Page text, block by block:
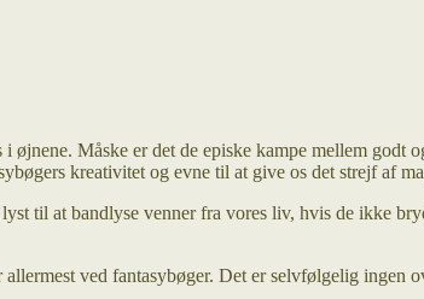
Måske er det de episke kampe mellem godt
kreativitet og evne til at give os det strejf af
til at bandlyse venner fra vores liv, hvis de ikke
ved fantasybøger. Det er selvfølgelig ingen